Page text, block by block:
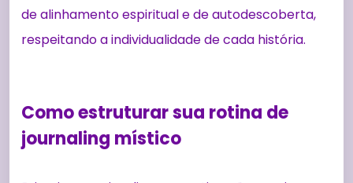
de alinhamento espiritual e de autodescoberta,
respeitando a individualidade de cada história.
Como estruturar sua rotina de
journaling místico